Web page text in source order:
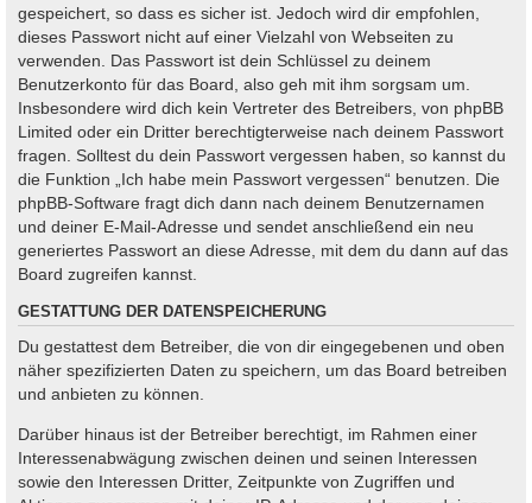
gespeichert, so dass es sicher ist. Jedoch wird dir empfohlen,
dieses Passwort nicht auf einer Vielzahl von Webseiten zu
verwenden. Das Passwort ist dein Schlüssel zu deinem
Benutzerkonto für das Board, also geh mit ihm sorgsam um.
Insbesondere wird dich kein Vertreter des Betreibers, von phpBB
Limited oder ein Dritter berechtigterweise nach deinem Passwort
fragen. Solltest du dein Passwort vergessen haben, so kannst du
die Funktion „Ich habe mein Passwort vergessen“ benutzen. Die
phpBB-Software fragt dich dann nach deinem Benutzernamen
und deiner E-Mail-Adresse und sendet anschließend ein neu
generiertes Passwort an diese Adresse, mit dem du dann auf das
Board zugreifen kannst.
GESTATTUNG DER DATENSPEICHERUNG
Du gestattest dem Betreiber, die von dir eingegebenen und oben
näher spezifizierten Daten zu speichern, um das Board betreiben
und anbieten zu können.
Darüber hinaus ist der Betreiber berechtigt, im Rahmen einer
Interessenabwägung zwischen deinen und seinen Interessen
sowie den Interessen Dritter, Zeitpunkte von Zugriffen und